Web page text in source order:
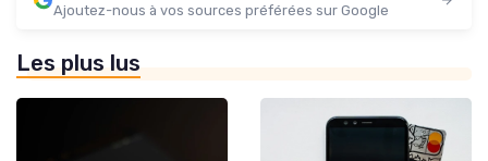
Ajoutez-nous à vos sources préférées sur Google
Les plus lus